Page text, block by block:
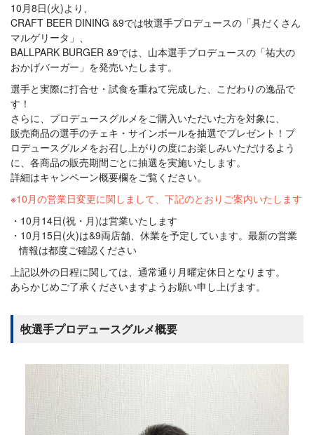
10月8日(火)より、
CRAFT BEER DINING &9では牧選手プロデュースの「具だくさん
マルゲリータ」、
BALLPARK BURGER &9では、山本選手プロデュースの「祐大の
おかげバーガー」を発売いたします。
選手と実際に打合せ・試食を重ねて完成した、こだわりの逸品で
す！
さらに、プロデュースグルメをご購入いただいた方を対象に、
販売商品の選手のチェキ・サインボールを抽選でプレゼント！プ
ロデュースグルメをお召し上がりの度にお楽しみいただけるよう
に、各商品の販売期間ごとに抽選を実施いたします。
詳細はキャンペーン概要欄をご覧ください。
10月の営業日変更に関しまして、下記のとおりご案内いたします
10月14日(祝・月)は営業いたします
10月15日(火)は&9両店舗、休業を予定しています。最新の営業
情報は都度ご確認ください
上記以外の日程に関しては、通常通り月曜定休日となります。
あらかじめご了承くださいますようお願い申し上げます。
牧選手プロデュースグルメ概要